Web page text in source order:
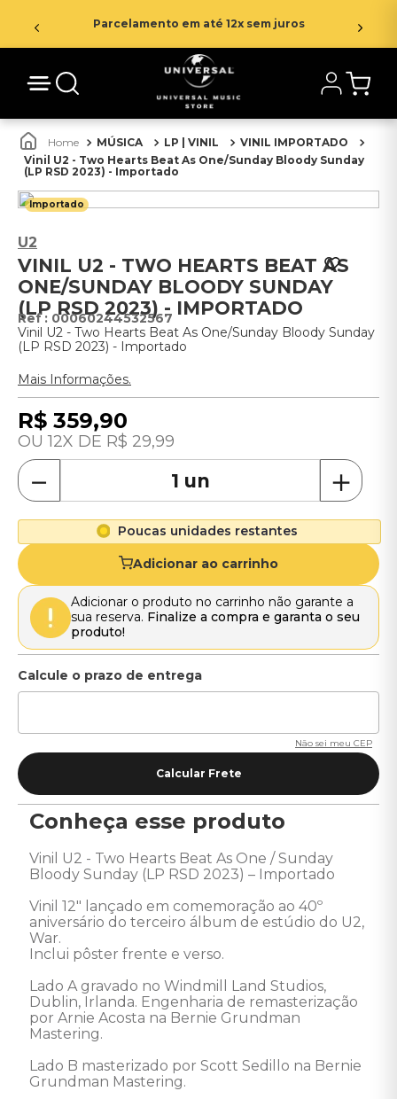
Parcelamento em até 12x sem juros
MÚSICA LP | VINIL
VINIL IMPORTADO
Vinil U2 - Two Hearts Beat As One/Sunday Bloody Sunday
(LP RSD 2023) - Importado
Importado
U2
VINIL U2 - TWO HEARTS BEAT AS
ONE/SUNDAY BLOODY SUNDAY
(LP RSD 2023) - IMPORTADO
: 00060244532567
Vinil U2 - Two Hearts Beat As One/Sunday Bloody Sunday
(LP RSD 2023) - Importado
Mais Informações.
R$ 359,90
12 R$ 29,99
＋
－
Poucas unidades restantes
Adicionar ao carrinho
Adicionar o produto no carrinho não garante a
sua reserva. Finalize a compra e garanta o seu
produto!
Não sei meu CEP
Conheça esse produto
Vinil U2 - Two Hearts Beat As One / Sunday
Bloody Sunday (LP RSD 2023) – Importado
Vinil 12" lançado em comemoração ao 40º
aniversário do terceiro álbum de estúdio do U2,
War.
Inclui pôster frente e verso.
Lado A gravado no Windmill Land Studios,
Dublin, Irlanda. Engenharia de remasterização
por Arnie Acosta na Bernie Grundman
Mastering.
Lado B masterizado por Scott Sedillo na Bernie
Grundman Mastering.